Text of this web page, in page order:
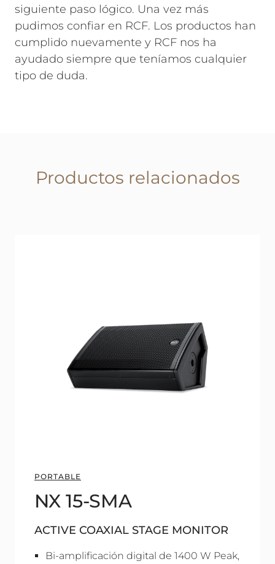
siguiente paso lógico. Una vez más
pudimos confiar en RCF. Los productos han
cumplido nuevamente y RCF nos ha
ayudado siempre que teníamos cualquier
tipo de duda.
Productos relacionados
PORTABLE
NX 15-SMA
ACTIVE COAXIAL STAGE MONITOR
Bi-amplificación digital de 1400 W Peak,